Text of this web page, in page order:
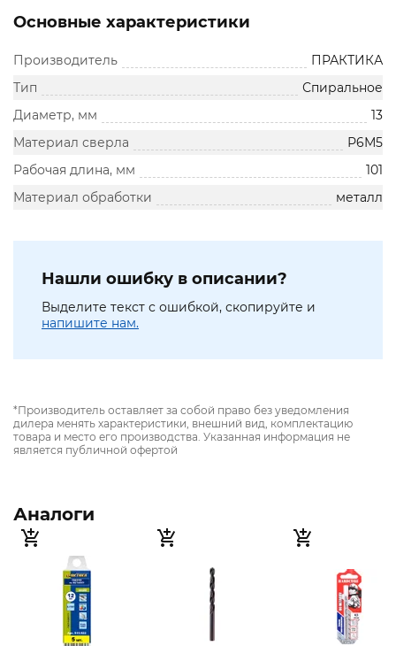
Основные характеристики
Производитель
ПРАКТИКА
Тип
Спиральное
Диаметр, мм
13
Материал сверла
Р6М5
Рабочая длина, мм
101
Материал обработки
металл
Нашли ошибку в описании?
Выделите текст с ошибкой, скопируйте и
напишите нам.
*Производитель оставляет за собой право без уведомления
дилера менять характеристики, внешний вид, комплектацию
товара и место его производства. Указанная информация не
является публичной офертой
Аналоги